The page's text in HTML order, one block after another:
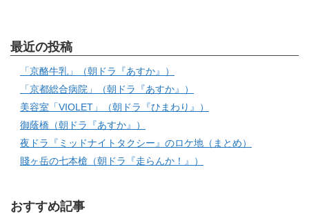
最近の投稿
「京酪牛乳」（朝ドラ『あすか』）
「京都総合病院」（朝ドラ『あすか』）
美容室「VIOLET」（朝ドラ『ひまわり』）
御蔭橋（朝ドラ『あすか』）
夜ドラ『ミッドナイトタクシー』のロケ地（まとめ）
賤ヶ岳の七本槍（朝ドラ『走らんか！』）
おすすめ記事